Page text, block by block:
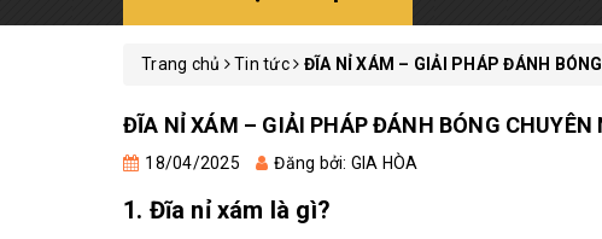
Trang chủ Tin tức ĐĨA NỈ XÁM – GIẢI PHÁP ĐÁNH
ĐĨA NỈ XÁM – GIẢI PHÁP ĐÁNH BÓNG CHUYÊN
18/04/2025 Đăng bởi: GIA HÒA
1. Đĩa nỉ xám là gì?